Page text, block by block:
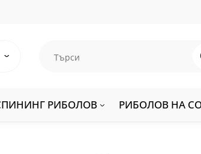
РИБОЛОВ РИБОЛОВ НА